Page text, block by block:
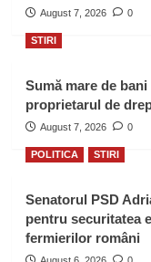
August 7, 2026 0
STIRI
Sumă mare de
proprietarul de
August 7, 2026 0
POLITICA STIRI
Senatorul PSD
pentru securitatea
fermierilor români